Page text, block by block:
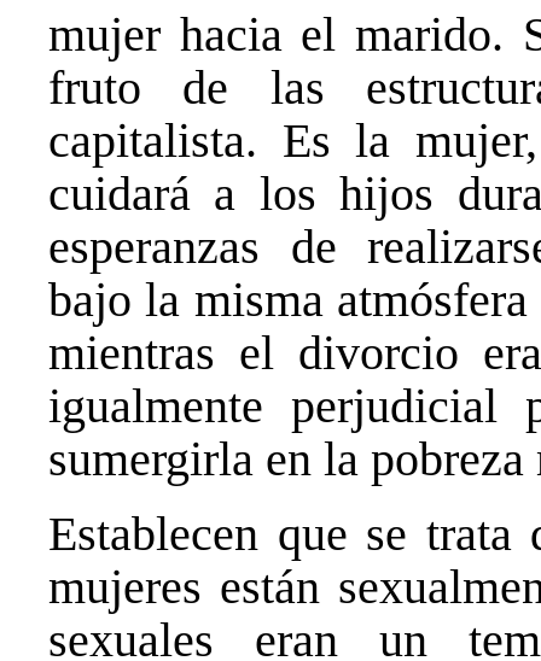
mujer hacia el marido.
fruto de las
capitalista. Es la
cuidará a los hijos
esperanzas de
bajo la misma
mientras el divorcio
igualmente perjudicial
sumergirla en la pobreza
Establecen que se
mujeres están
sexuales eran un